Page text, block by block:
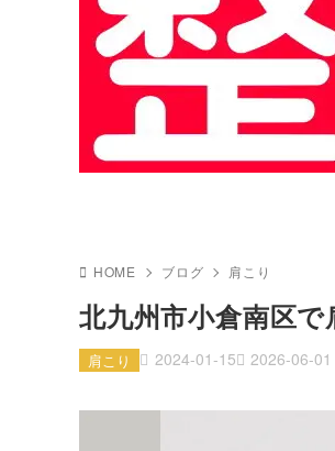
HOME ブログ 肩こり
北九州市小倉南区
2024-01-15 2026-06-01
肩こり